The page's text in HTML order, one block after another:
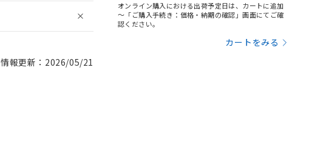
情報更新：2026/05/21
オンライン購入における出荷予定日は、カートに追加
～「ご購入手続き：価格・納期の確認」画面にてご確
認ください。
カートをみる